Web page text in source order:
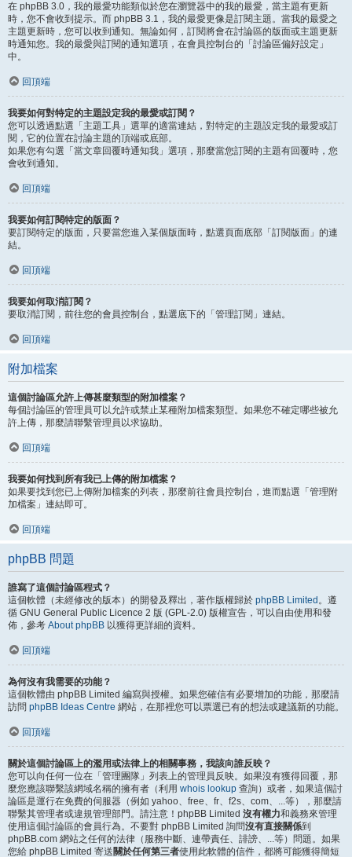
在 phpBB 3.0，我的最愛功能類似於您在瀏覽器中的我的最愛，當主題有更新
時，您不會收到提示。而 phpBB 3.1，我的最愛更像是訂閱主題。當我的最愛之
主題更新時，您可以收到通知。無論如何，訂閱將會在討論區的版面或主題更新
時通知您。我的最愛與訂閱的通知選項，在會員控制台的「討論區偏好設定」
中。
回頂端
我要如何對特定的主題設定我的最愛或訂閱？
您可以透過點選「主題工具」選單的適當連結，對特定的主題設定我的最愛或訂
閱，它的位置在討論主題的頂端或底部。
如果您有勾選「當文章回覆時通知我」選項，那麼當您訂閱的主題有回覆時，您
會收到通知。
回頂端
我要如何訂閱特定的版面？
要訂閱特定的版面，只要當您進入某個版面時，點選頁面底部「訂閱版面」的連
結。
回頂端
我要如何取消訂閱？
要取消訂閱，前往您的會員控制台，點選底下的「管理訂閱」連結。
回頂端
附加檔案
這個討論區允許上傳甚麼類型的附加檔案？
每個討論區的管理員可以允許或禁止某種附加檔案類型。如果您不確定哪些被允
許上傳，那麼請聯繫管理員以求協助。
回頂端
我要如何找到所有我已上傳的附加檔案？
如果要找到您已上傳附加檔案的列表，那麼前往會員控制台，進而點選「管理附
加檔案」連結即可。
回頂端
phpBB 問題
誰寫了這個討論區程式？
這個軟體（未經修改的版本）的開發及釋出，著作版權歸於 phpBB Limited 。遵
循 GNU General Public Licence 2 版 (GPL-2.0) 版權宣告，可以自由使用和發
佈，參考 About phpBB 以獲得更詳細的資料。
回頂端
為何沒有我需要的功能？
這個軟體由 phpBB Limited 編寫與授權。如果您確信有必要增加的功能，那麼請
訪問 phpBB Ideas Centre 網站，在那裡您可以票選已有的想法或建議新的功能。
回頂端
關於這個討論區上的濫用或法律上的相關事務，我該向誰反映？
您可以向任何一位在「管理團隊」列表上的管理員反映。如果沒有獲得回覆，那
麼您應該聯繫該網域名稱的擁有者（利用 whois lookup 查詢）或者，如果這個討
論區是運行在免費的伺服器（例如 yahoo、free、fr、f2s、com、...等），那麼請
聯繫其管理者或違規管理部門。請注意！phpBB Limited 沒有權力和義務來管理
使用這個討論區的會員行為。不要對 phpBB Limited 詢問沒有直接關係到
phpBB.com 網站之任何的法律（服務中斷、連帶責任、誹謗、...等）問題。如果
您給 phpBB Limited 寄送關於任何第三者使用此軟體的信件，都將可能獲得簡短